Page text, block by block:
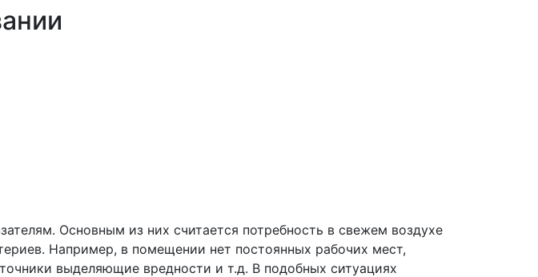
Основным из них считается потребность в свежем воздухе
Например, в помещении нет постоянных рабочих мест,
выделяющие вредности и т.д. В подобных ситуациях